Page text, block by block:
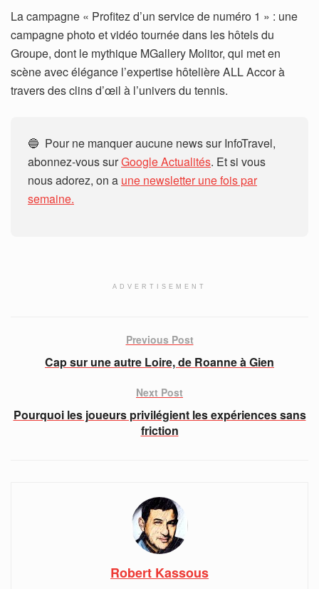
La campagne « Profitez d’un service de numéro 1 » : une
campagne photo et vidéo tournée dans les hôtels du
Groupe, dont le mythique MGallery Molitor, qui met en
scène avec élégance l’expertise hôtelière ALL Accor à
travers des clins d’œil à l’univers du tennis.
🔵 Pour ne manquer aucune news sur InfoTravel,
abonnez-vous surGoogle Actualités. Et si vous
nous adorez, on a une newsletter une fois par
semaine.
ADVERTISEMENT
Previous Post
Cap sur une autre Loire, de Roanne à Gien
Next Post
Pourquoi les joueurs privilégient les expériences sans
friction
Robert Kassous